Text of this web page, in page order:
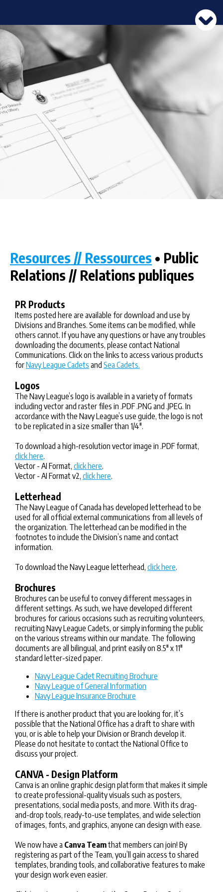
Resources // Ressources • Public
Relations // Relations publiques
PR Products
Items posted here are available for download and use by
Divisions and Branches. Some items can be modified, while
others cannot. If you have any questions or have any troubles
downloading the documents, please contact National
Communications. Click on the links to access various products
forNavy League Cadets and Sea Cadets.
Logos
The Navy League’s logo is available in a variety of formats
including vector and raster files in .PDF .PNG and .JPEG. In
accordance with the Navy League’s use guide, the logo is not
to be replicated in a size smaller than 1/4″.
To download a high-resolution vector image in .PDF format,
click here.
Vector - AI Format, click here.
Vector - AI Format v2, click here.
Letterhead
The Navy League of Canada has developed letterhead to be
used for all official external communications from all levels of
the organization. The letterhead can be modified in the
footnotes to include the Division’s name and contact
information.
To download the Navy League letterhead, click here.
Brochures
Brochures can be useful to convey different messages in
different settings. As such, we have developed different
brochures for carious occasions such as recruiting volunteers,
recruiting Navy League Cadets, or simply informing the public
on the various streams within our mandate. The following
documents are all bilingual, and print easily on 8.5″ x 11″
standard letter-sized paper.
Navy League Cadet Recruiting Brochure
Navy League of General Information
Navy League Insurance Brochure
If there is another product that you are looking for, it’s
possible that the National Office has a draft to share with
you, or is able to help your Division or Branch develop it.
Please do not hesitate to contact the National Office to
discuss your project.
CANVA - Design Platform
Canva is an online graphic design platform that makes it simple
to create professional-quality visuals such as posters,
presentations, social media posts, and more. With its drag-
and-drop tools, ready-to-use templates, and wide selection
of images, fonts, and graphics, anyone can design with ease.
We now have a Canva Teamthat members can join! By
registering as part of the Team, you’ll gain access to shared
templates, branding tools, and collaborative features to make
your design work even easier.